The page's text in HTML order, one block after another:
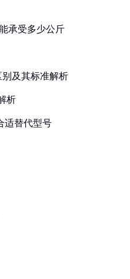
承受多少公斤
别及其标准解析
析
适替代型号